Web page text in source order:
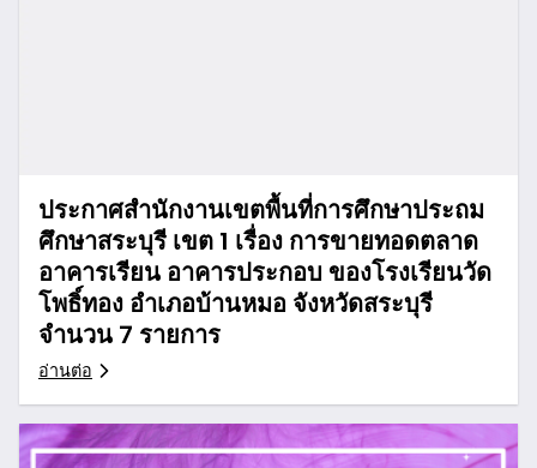
ประกาศสำนักงานเขตพื้นที่การศึกษาประถม
ศึกษาสระบุรี เขต 1 เรื่อง การขายทอดตลาด
อาคารเรียน อาคารประกอบ ของโรงเรียนวัด
โพธิ์ทอง อำเภอบ้านหมอ จังหวัดสระบุรี
จำนวน 7 รายการ
อ่านต่อ